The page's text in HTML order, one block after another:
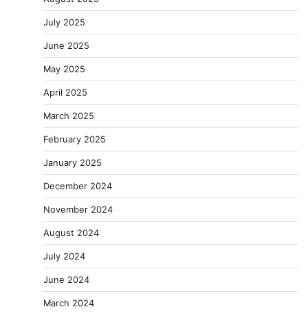
July 2025
June 2025
May 2025
April 2025
March 2025
February 2025
January 2025
December 2024
November 2024
August 2024
July 2024
June 2024
March 2024